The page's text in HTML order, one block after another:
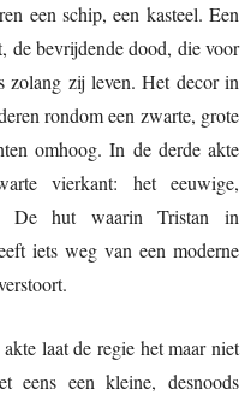
een schip, een kasteel. Een
de bevrijdende dood, die voor
zolang zij leven. Het decor in
rondom een zwarte, grote
omhoog. In de derde akte
vierkant: het eeuwige,
De hut waarin Tristan in
iets weg van een moderne
laat de regie het maar niet
eens een kleine, desnoods